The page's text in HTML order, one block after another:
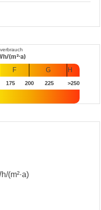
(m²·a)
F G H
175 200 225 >250
(m²·a)